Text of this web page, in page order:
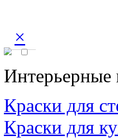
×
Интерьерные
Краски для
Краски для